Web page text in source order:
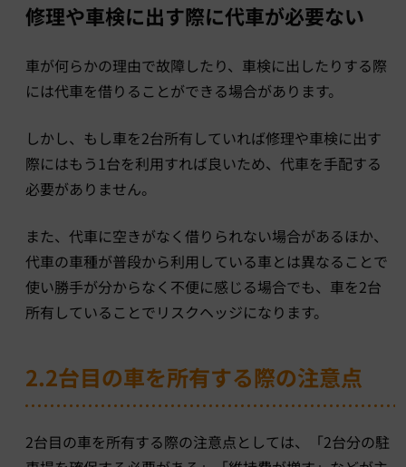
修理や車検に出す際に代車が必要ない
車が何らかの理由で故障したり、車検に出したりする際
には代車を借りることができる場合があります。
しかし、もし車を2台所有していれば修理や車検に出す
際にはもう1台を利用すれば良いため、代車を手配する
必要がありません。
また、代車に空きがなく借りられない場合があるほか、
代車の車種が普段から利用している車とは異なることで
使い勝手が分からなく不便に感じる場合でも、車を2台
所有していることでリスクヘッジになります。
2.2台目の車を所有する際の注意点
2台目の車を所有する際の注意点としては、「2台分の駐